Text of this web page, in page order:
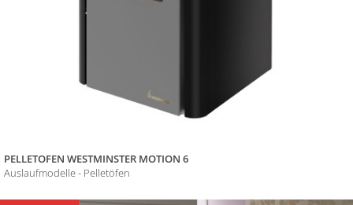
PELLETOFEN WESTMINSTER MOTION 6
Auslaufmodelle - Pelletöfen